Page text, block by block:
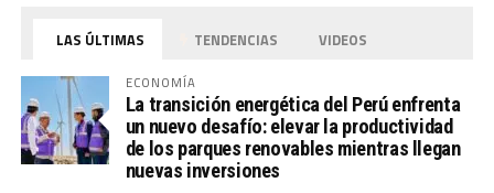
LAS ÚLTIMAS TENDENCIAS VIDEOS
ECONOMÍA
La transición energética del Perú enfrenta
un nuevo desafío: elevar la productividad
de los parques renovables mientras llegan
nuevas inversiones